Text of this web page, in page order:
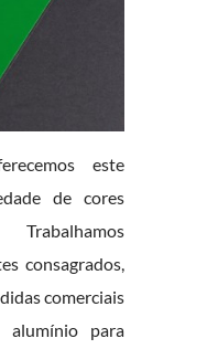
este
de cores
consagrados,
comerciais
alumínio para